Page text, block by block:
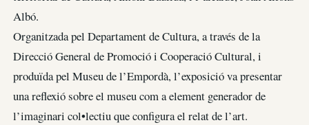
Albó.
Organitzada pel Departament de Cultura, a través de la
Direcció General de Promoció i Cooperació Cultural, i
produïda pel Museu de l’Empordà, l’exposició va presentar
una reflexió sobre el museu com a element generador de
l’imaginari col•lectiu que configura el relat de l’art.